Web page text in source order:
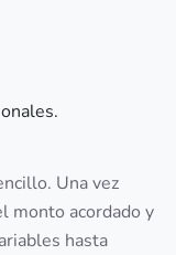
Una vez
monto acordado y
hasta